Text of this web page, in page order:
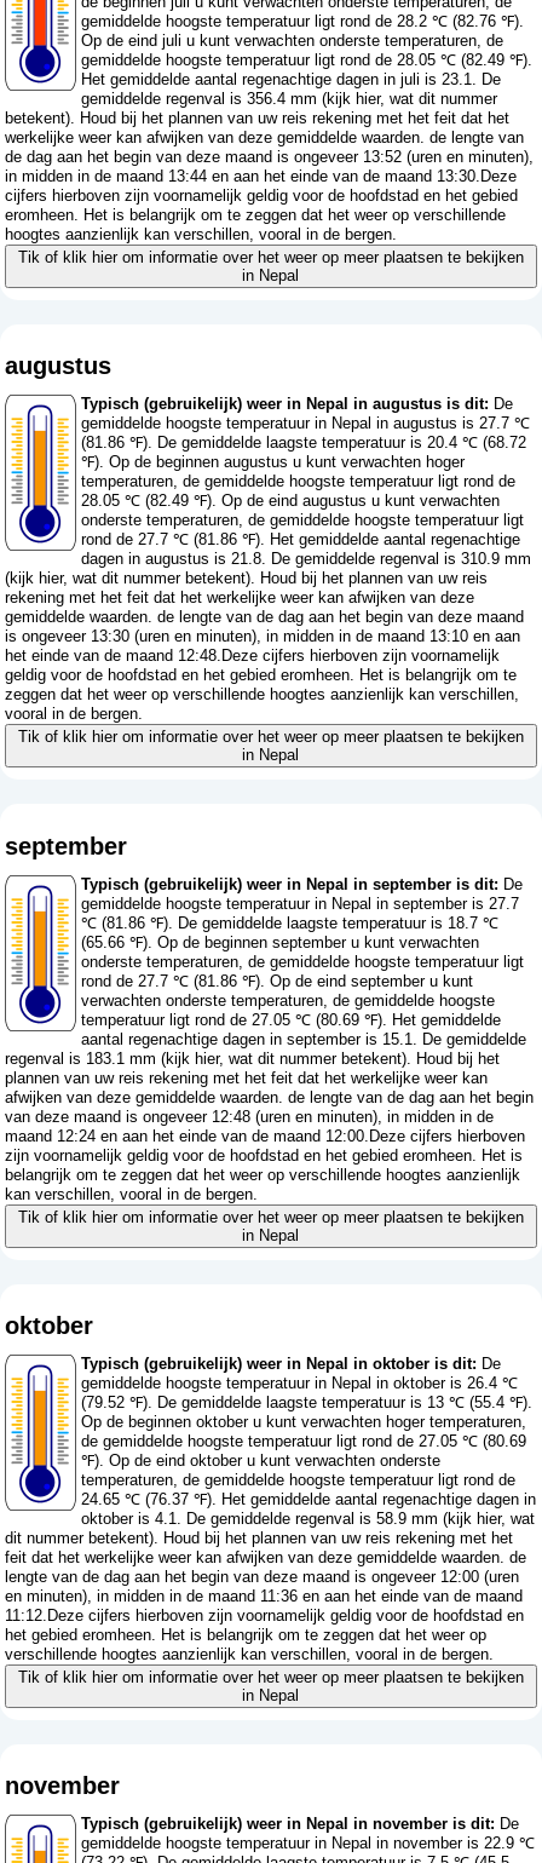
gemiddelde hoogste temperatuur ligt rond de 28.2 ℃ (82.76 ℉).
Op de eind juli u kunt verwachten onderste temperaturen, de
gemiddelde hoogste temperatuur ligt rond de 28.05 ℃ (82.49 ℉).
Het gemiddelde aantal regenachtige dagen in juli is 23.1. De
gemiddelde regenval is 356.4 mm (kijk hier, wat dit nummer
betekent). Houd bij het plannen van uw reis rekening met het feit dat het
werkelijke weer kan afwijken van deze gemiddelde waarden. de lengte van
de dag aan het begin van deze maand is ongeveer 13:52 (uren en minuten),
in midden in de maand 13:44 en aan het einde van de maand 13:30.Deze
cijfers hierboven zijn voornamelijk geldig voor de hoofdstad en het gebied
eromheen. Het is belangrijk om te zeggen dat het weer op verschillende
hoogtes aanzienlijk kan verschillen, vooral in de bergen.
Tik of klik hier om informatie over het weer op meer plaatsen te bekijken
in Nepal
augustus
Typisch (gebruikelijk) weer in Nepal in augustus is dit: De
gemiddelde hoogste temperatuur in Nepal in augustus is 27.7 ℃
(81.86 ℉). De gemiddelde laagste temperatuur is 20.4 ℃ (68.72
℉). Op de beginnen augustus u kunt verwachten hoger
temperaturen, de gemiddelde hoogste temperatuur ligt rond de
28.05 ℃ (82.49 ℉). Op de eind augustus u kunt verwachten
onderste temperaturen, de gemiddelde hoogste temperatuur ligt
rond de 27.7 ℃ (81.86 ℉). Het gemiddelde aantal regenachtige
dagen in augustus is 21.8. De gemiddelde regenval is 310.9 mm
(kijk hier, wat dit nummer betekent). Houd bij het plannen van uw reis
rekening met het feit dat het werkelijke weer kan afwijken van deze
gemiddelde waarden. de lengte van de dag aan het begin van deze maand
is ongeveer 13:30 (uren en minuten), in midden in de maand 13:10 en aan
het einde van de maand 12:48.Deze cijfers hierboven zijn voornamelijk
geldig voor de hoofdstad en het gebied eromheen. Het is belangrijk om te
zeggen dat het weer op verschillende hoogtes aanzienlijk kan verschillen,
vooral in de bergen.
Tik of klik hier om informatie over het weer op meer plaatsen te bekijken
in Nepal
september
Typisch (gebruikelijk) weer in Nepal in september is dit: De
gemiddelde hoogste temperatuur in Nepal in september is 27.7
℃ (81.86 ℉). De gemiddelde laagste temperatuur is 18.7 ℃
(65.66 ℉). Op de beginnen september u kunt verwachten
onderste temperaturen, de gemiddelde hoogste temperatuur ligt
rond de 27.7 ℃ (81.86 ℉). Op de eind september u kunt
verwachten onderste temperaturen, de gemiddelde hoogste
temperatuur ligt rond de 27.05 ℃ (80.69 ℉). Het gemiddelde
aantal regenachtige dagen in september is 15.1. De gemiddelde
regenval is 183.1 mm (kijk hier, wat dit nummer betekent). Houd bij het
plannen van uw reis rekening met het feit dat het werkelijke weer kan
afwijken van deze gemiddelde waarden. de lengte van de dag aan het begin
van deze maand is ongeveer 12:48 (uren en minuten), in midden in de
maand 12:24 en aan het einde van de maand 12:00.Deze cijfers hierboven
zijn voornamelijk geldig voor de hoofdstad en het gebied eromheen. Het is
belangrijk om te zeggen dat het weer op verschillende hoogtes aanzienlijk
kan verschillen, vooral in de bergen.
Tik of klik hier om informatie over het weer op meer plaatsen te bekijken
in Nepal
oktober
Typisch (gebruikelijk) weer in Nepal in oktober is dit: De
gemiddelde hoogste temperatuur in Nepal in oktober is 26.4 ℃
(79.52 ℉). De gemiddelde laagste temperatuur is 13 ℃ (55.4 ℉).
Op de beginnen oktober u kunt verwachten hoger temperaturen,
de gemiddelde hoogste temperatuur ligt rond de 27.05 ℃ (80.69
℉). Op de eind oktober u kunt verwachten onderste
temperaturen, de gemiddelde hoogste temperatuur ligt rond de
24.65 ℃ (76.37 ℉). Het gemiddelde aantal regenachtige dagen in
oktober is 4.1. De gemiddelde regenval is 58.9 mm (kijk hier, wat
dit nummer betekent). Houd bij het plannen van uw reis rekening met het
feit dat het werkelijke weer kan afwijken van deze gemiddelde waarden. de
lengte van de dag aan het begin van deze maand is ongeveer 12:00 (uren
en minuten), in midden in de maand 11:36 en aan het einde van de maand
11:12.Deze cijfers hierboven zijn voornamelijk geldig voor de hoofdstad en
het gebied eromheen. Het is belangrijk om te zeggen dat het weer op
verschillende hoogtes aanzienlijk kan verschillen, vooral in de bergen.
Tik of klik hier om informatie over het weer op meer plaatsen te bekijken
in Nepal
november
Typisch (gebruikelijk) weer in Nepal in november is dit: De
gemiddelde hoogste temperatuur in Nepal in november is 22.9 ℃